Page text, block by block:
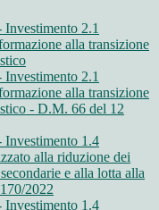
2.1
alla transizione
2.1
alla transizione
- D.M. 66 del 12
Investimento 1.4
alla riduzione dei
e alla lotta alla
2022
Investimento 1.4